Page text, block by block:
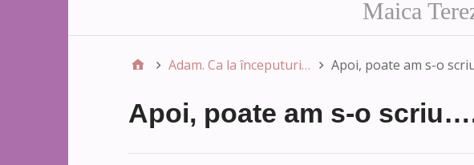
Maica
Adam. Ca la începuturi… Apoi, poate am s-o
Apoi, poate am s-o